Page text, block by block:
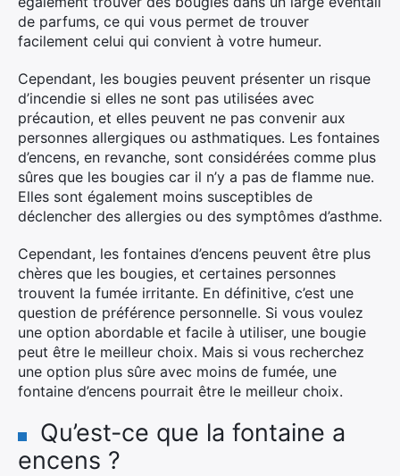
de parfums, ce qui vous permet de trouver
facilement celui qui convient à votre humeur.
Cependant, les bougies peuvent présenter un risque
d’incendie si elles ne sont pas utilisées avec
précaution, et elles peuvent ne pas convenir aux
personnes allergiques ou asthmatiques. Les fontaines
d’encens, en revanche, sont considérées comme plus
sûres que les bougies car il n’y a pas de flamme nue.
Elles sont également moins susceptibles de
déclencher des allergies ou des symptômes d’asthme.
Cependant, les fontaines d’encens peuvent être plus
chères que les bougies, et certaines personnes
trouvent la fumée irritante. En définitive, c’est une
question de préférence personnelle. Si vous voulez
une option abordable et facile à utiliser, une bougie
peut être le meilleur choix. Mais si vous recherchez
une option plus sûre avec moins de fumée, une
fontaine d’encens pourrait être le meilleur choix.
Qu’est-ce que la fontaine a
encens ?